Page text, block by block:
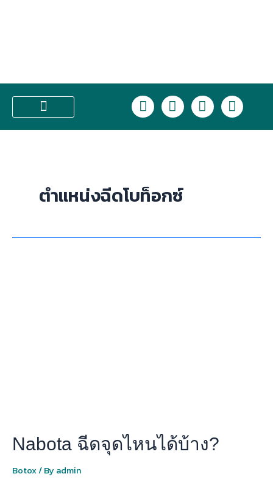
L
i
n
F
a
c
o
k
I
n
s
T
i
k
ตำแหน่งฉีดโบท็อกซ์
Nabota ฉีดจุดไหนได้บ้าง?
Botox/ By admin